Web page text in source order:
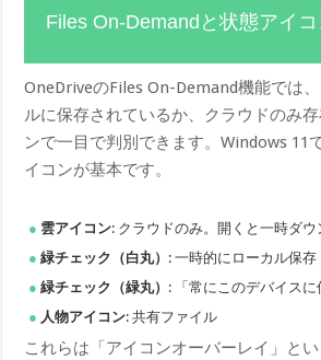
Files On-Demandと状態アイ
OneDriveのFiles On-Demand機能では
ルに保存されているか、クラウドのみ
ンで一目で判別できます。Windows 11
イコンが基本です。
雲アイコン: クラウドのみ。開くと一時ダウ
緑チェック（白丸） : 一時的にローカル保存
緑チェック（緑丸） : 「常にこのデバイスに
人物アイコン: 共有ファイル
これらは「アイコンオーバーレイ」と